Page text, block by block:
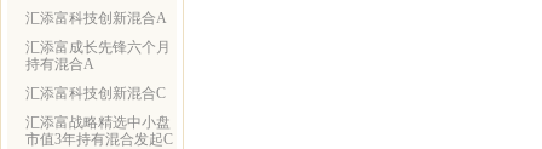
汇添富科技创新混合A
汇添富成长先锋六个月
持有混合A
汇添富科技创新混合C
汇添富战略精选中小盘
市值3年持有混合发起C